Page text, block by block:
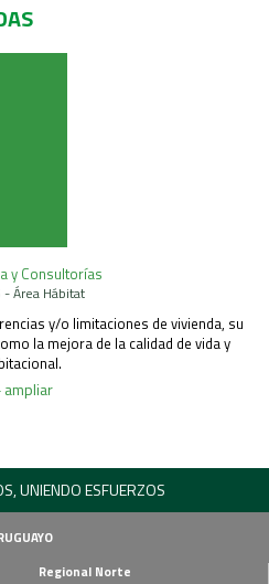
y Consultorías
Área Hábitat
y/o limitaciones de vivienda, su
la mejora de la calidad de vida y
ampliar
UNIENDO ESFUERZOS
Regional Norte